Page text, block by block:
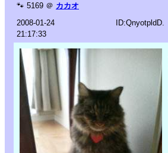
🐾 5169 ＠ カカオ
2008-01-24
21:17:33
ID:QnyotpldD.